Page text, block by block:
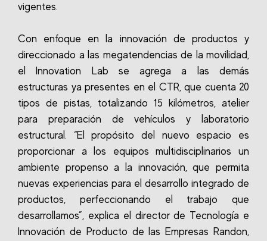
vigentes.
Con enfoque en la innovación de productos y
direccionado a las megatendencias de la movilidad,
el Innovation Lab se agrega a las demás
estructuras ya presentes en el CTR, que cuenta 20
tipos de pistas, totalizando 15 kilómetros, atelier
para preparación de vehículos y laboratorio
estructural. “El propósito del nuevo espacio es
proporcionar a los equipos multidisciplinarios un
ambiente propenso a la innovación, que permita
nuevas experiencias para el desarrollo integrado de
productos, perfeccionando el trabajo que
desarrollamos”, explica el director de Tecnología e
Innovación de Producto de las Empresas Randon,